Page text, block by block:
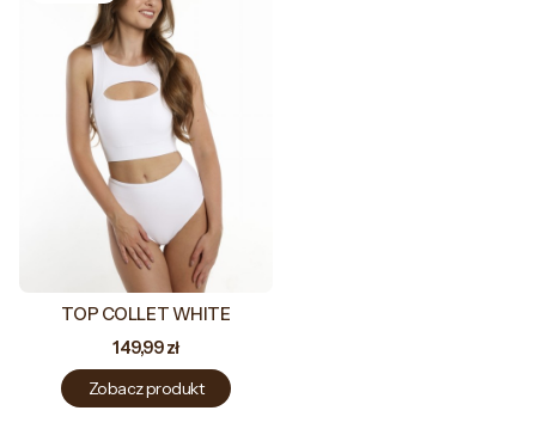
TOP COLLET WHITE
Cena
149,99 zł
Zobacz produkt